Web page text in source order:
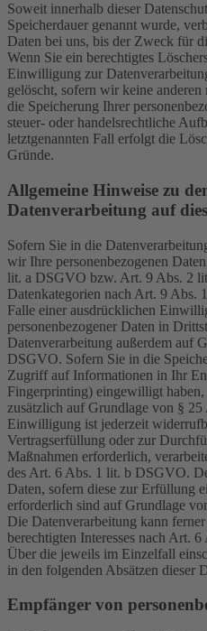
Soweit innerhalb dieser
Speicherdauer genannt wurde,
Daten bei uns, bis der Zweck für
Wenn Sie ein berechtigtes
Einwilligung zur
gelöscht, sofern wir keine
die Speicherung Ihrer
steuer- oder handelsrechtliche
letztgenannten Fall erfolgt die
Gründe.
Allgemeine Hinweise zu
Datenverarbeitung auf
Sofern Sie in die
wir Ihre personenbezogenen
lit. a DSGVO bzw. Art. 9 Abs. 2
Datenkategorien nach Art. 9 Abs.
Falle einer ausdrücklichen
personenbezogener Daten in
Datenverarbeitung außerdem auf
DSGVO. Sofern Sie in die
Zugriff auf Informationen in Ihr
Fingerprinting) eingewilligt
zusätzlich auf Grundlage von §
Einwilligung ist jederzeit
Vertragserfüllung oder zur
Maßnahmen erforderlich,
des Art. 6 Abs. 1 lit. b DSGVO.
Daten, sofern diese zur Erfüllung
erforderlich sind auf Grundlage
Die Datenverarbeitung kann
berechtigten Interesses nach Art.
Über die jeweils im Einzelfall
in den folgenden Absätzen dieser
Empfänger von